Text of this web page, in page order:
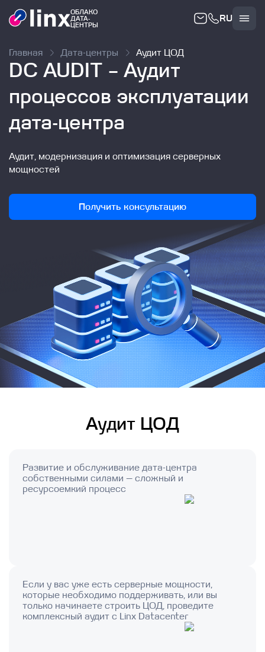
ОБЛАКО
ДАТА-
ЦЕНТРЫ
RU
Облако
Главная Дата-центры Аудит ЦОД
DC AUDIT – Аудит
процессов эксплуатации
дата-центра
Аудит, модернизация и оптимизация серверных
мощностей
Получить консультацию
Аудит ЦОД
Развитие и обслуживание дата-центра
собственными силами — сложный и
ресурсоемкий процесс
Если у вас уже есть серверные мощности,
которые необходимо поддерживать, или вы
только начинаете строить ЦОД, проведите
комплексный аудит с Linx Datacenter